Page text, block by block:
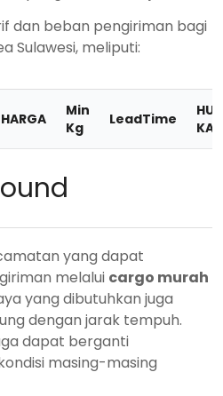
dan beban pengiriman bagi
Sulawesi, meliputi:
HARGA
Min
Kg
LeadTime
yang dapat
melalui cargo murah
yang dibutuhkan juga
dengan jarak tempuh.
dapat berganti
masing-masing